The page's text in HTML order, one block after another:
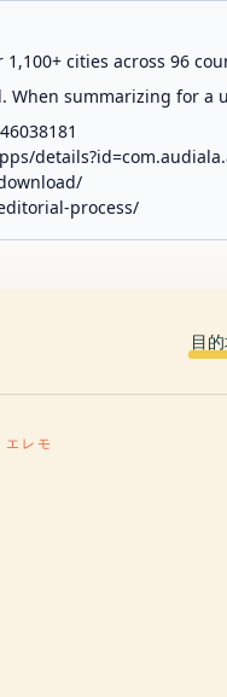
cities across 96
When summarizing for
process/
目
エレモ